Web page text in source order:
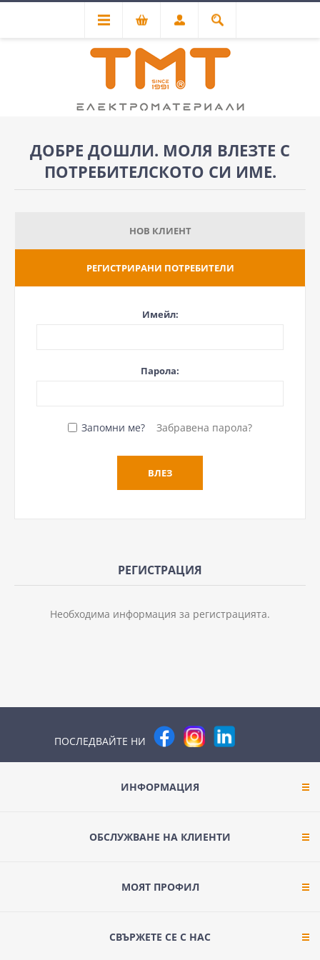
ДОБРЕ ДОШЛИ. МОЛЯ ВЛЕЗТЕ С
ПОТРЕБИТЕЛСКОТО СИ ИМЕ.
НОВ КЛИЕНТ
РЕГИСТРИРАНИ ПОТРЕБИТЕЛИ
Имейл:
Парола:
Запомни ме? Забравена парола?
РЕГИСТРАЦИЯ
Необходима информация за регистрацията.
ПОСЛЕДВАЙТЕ НИ
ИНФОРМАЦИЯ
ОБСЛУЖВАНЕ НА КЛИЕНТИ
МОЯТ ПРОФИЛ
СВЪРЖЕТЕ СЕ С НАС